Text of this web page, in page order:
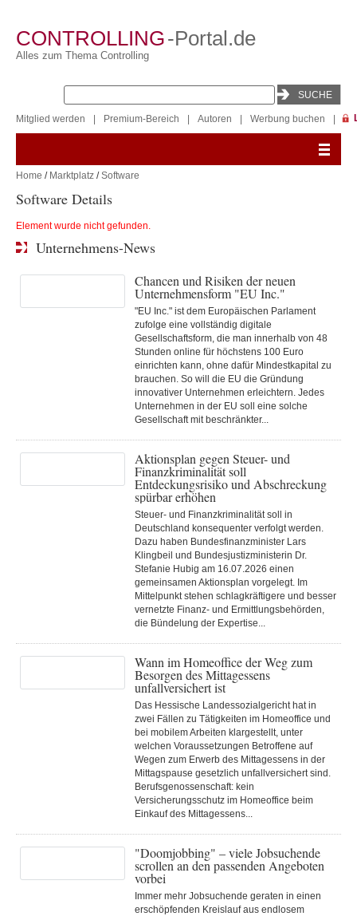
CONTROLLING-Portal.de
Alles zum Thema Controlling
Mitglied werden Premium-Bereich Autoren Werbung buchen
Home / Marktplatz /Software
Software Details
Element wurde nicht gefunden.
Unternehmens-News
Chancen und Risiken der neuen
Unternehmensform "EU Inc."
"EU Inc." ist dem Europäischen Parlament
zufolge eine vollständig digitale
Gesellschaftsform, die man innerhalb von 48
Stunden online für höchstens 100 Euro
einrichten kann, ohne dafür Mindestkapital zu
brauchen. So will die EU die Gründung
innovativer Unternehmen erleichtern. Jedes
Unternehmen in der EU soll eine solche
Gesellschaft mit beschränkter...
Aktionsplan gegen Steuer- und
Finanzkriminalität soll
Entdeckungsrisiko und Abschreckung
spürbar erhöhen
Steuer- und Finanzkriminalität soll in
Deutschland konsequenter verfolgt werden.
Dazu haben Bundesfinanzminister Lars
Klingbeil und Bundesjustizministerin Dr.
Stefanie Hubig am 16.07.2026 einen
gemeinsamen Aktionsplan vorgelegt. Im
Mittelpunkt stehen schlagkräftigere und besser
vernetzte Finanz- und Ermittlungsbehörden,
die Bündelung der Expertise...
Wann im Homeoffice der Weg zum
Besorgen des Mittagessens
unfallversichert ist
Das Hessische Landessozialgericht hat in
zwei Fällen zu Tätigkeiten im Homeoffice und
bei mobilem Arbeiten klargestellt, unter
welchen Voraussetzungen Betroffene auf
Wegen zum Erwerb des Mittagessens in der
Mittagspause gesetzlich unfallversichert sind.
Berufsgenossenschaft: kein
Versicherungsschutz im Homeoffice beim
Einkauf des Mittagessens...
"Doomjobbing" – viele Jobsuchende
scrollen an den passenden Angeboten
vorbei
Immer mehr Jobsuchende geraten in einen
erschöpfenden Kreislauf aus endlosem